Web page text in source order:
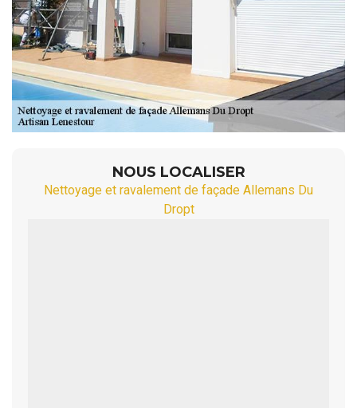
NOUS LOCALISER
Nettoyage et ravalement de façade Allemans Du
Dropt